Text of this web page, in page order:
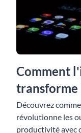
Comment
transforme
Découvrez
révolutionne les
productivité avec